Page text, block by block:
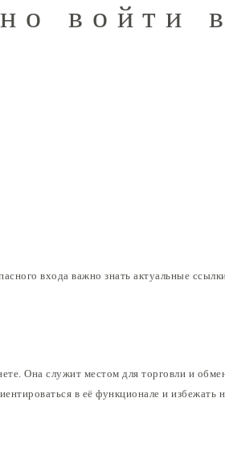
войти в
входа важно знать актуальные
Она служит местом для торговли и
в её функционале и избежать